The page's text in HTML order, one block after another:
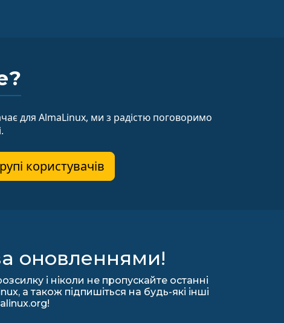
для AlmaLinux, ми з радістю поговоримо
користувачів
оновленнями!
і ніколи не пропускайте останні
а також підпишіться на будь-які інші